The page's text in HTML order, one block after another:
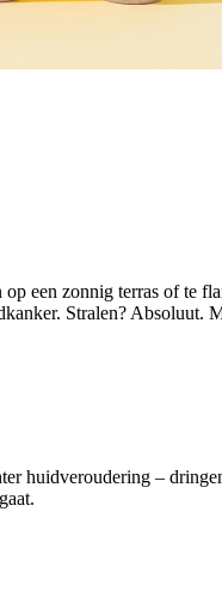
een zonnig terras of te
Stralen? Absoluut.
huidveroudering –